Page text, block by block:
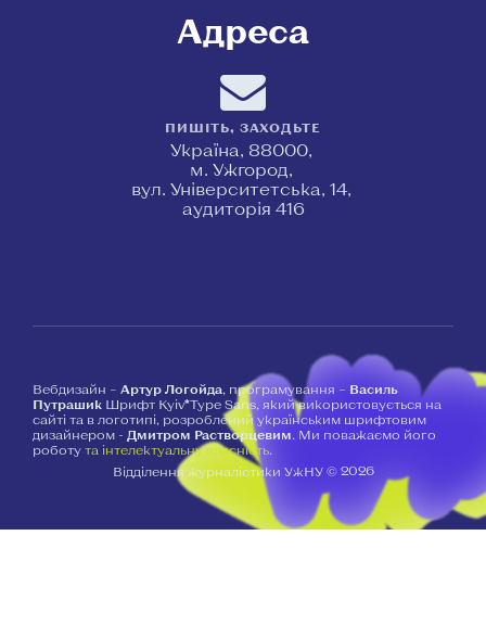
Адреса
ПИШІТЬ, ЗАХОДЬТЕ
Україна, 88000,
м. Ужгород,
вул. Університетська, 14,
аудиторія 416
Вебдизайн – Артур Логойда, програмування – Василь
Путрашик Шрифт Kyiv*Type Sans, який використовується на
сайті та в логотипі, розроблений українським шрифтовим
дизайнером - Дмитром Растворцевим. Ми поважаємо його
роботу та інтелектуальну власність.
Відділення журналістики УжНУ © 2026